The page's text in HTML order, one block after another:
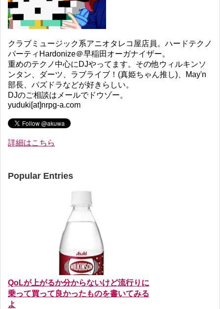
クラブミュージック系アニオタレコ屋店員。ハードテクノ
パーティHardonize＠早稲田オーガナイザー。
重めのテクノ中心にDJやってます。その他ウィルキンソ
ンタン、ダーツ、ラブライブ！(真姫ちゃん推し)、May'n
部長、パズドラなどが好きらしい。
DJのご相談はメールでドウゾー。
yuduki[at]nrpg-a.com
詳細はこちら
Popular Entries
QoLが上がるか分からないけど流行りに
乗って買って良かったものを書いてみる
よ